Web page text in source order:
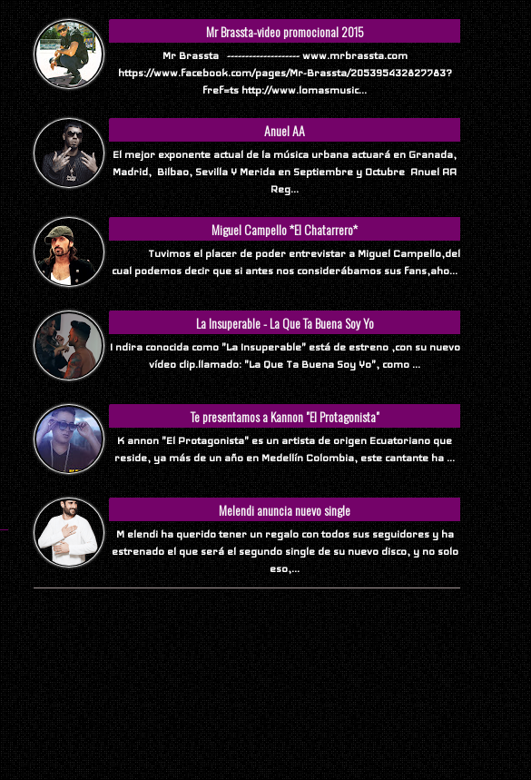
Mr Brassta-video promocional 2015
Mr Brassta -------------------- www.mrbrassta.com
https://www.facebook.com/pages/Mr-Brassta/205395432827783?
fref=ts http://www.lomasmusic...
Anuel AA
El mejor exponente actual de la música urbana actuará en Granada,
Madrid, Bilbao, Sevilla Y Merida en Septiembre y Octubre Anuel AA
Reg...
Miguel Campello *El Chatarrero*
Tuvimos el placer de poder entrevistar a Miguel Campello,del
cual podemos decir que si antes nos considerábamos sus fans,aho...
La Insuperable - La Que Ta Buena Soy Yo
I ndira conocida como "La Insuperable" está de estreno ,con su nuevo
vídeo clip.llamado: "La Que Ta Buena Soy Yo", como ...
Te presentamos a Kannon "El Protagonista"
K annon "El Protagonista" es un artista de origen Ecuatoriano que
reside, ya más de un año en Medellín Colombia, este cantante ha ...
Melendi anuncia nuevo single
M elendi ha querido tener un regalo con todos sus seguidores y ha
estrenado el que será el segundo single de su nuevo disco, y no solo
eso,...